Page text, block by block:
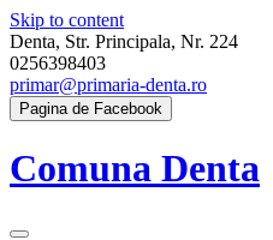
Skip to content
Denta, Str. Principala, Nr. 224
0256398403
primar@primaria-denta.ro
Pagina de Facebook
Comuna Denta